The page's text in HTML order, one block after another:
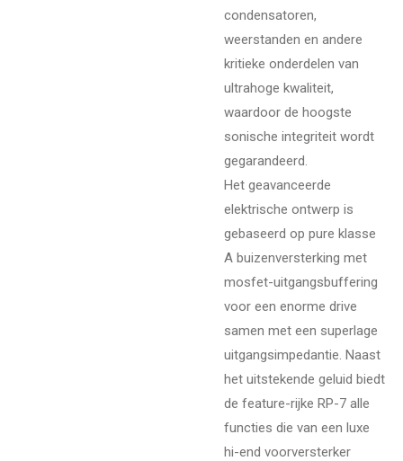
condensatoren,
weerstanden en andere
kritieke onderdelen van
ultrahoge kwaliteit,
waardoor de hoogste
sonische integriteit wordt
gegarandeerd.
Het geavanceerde
elektrische ontwerp is
gebaseerd op pure klasse
A buizenversterking met
mosfet-uitgangsbuffering
voor een enorme drive
samen met een superlage
uitgangsimpedantie. Naast
het uitstekende geluid biedt
de feature-rijke RP-7 alle
functies die van een luxe
hi-end voorversterker